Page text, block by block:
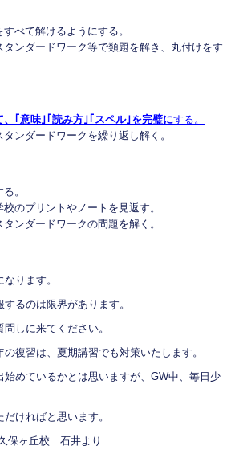
すべて解けるようにする。
ンダードワーク等で類題を解き、丸付けをす
｢意味｣｢読み方｣｢スペル｣を完璧にする。
ンダードワークを繰り返し解く。
。
のプリントやノートを見返す。
ンダードワークの問題を解く。
ります。
るのは限界があります。
しに来てください。
復習は、夏期講習でも対策いたします。
始めているかとは思いますが、GW中、毎日少
ければと思います。
保ヶ丘校 石井より